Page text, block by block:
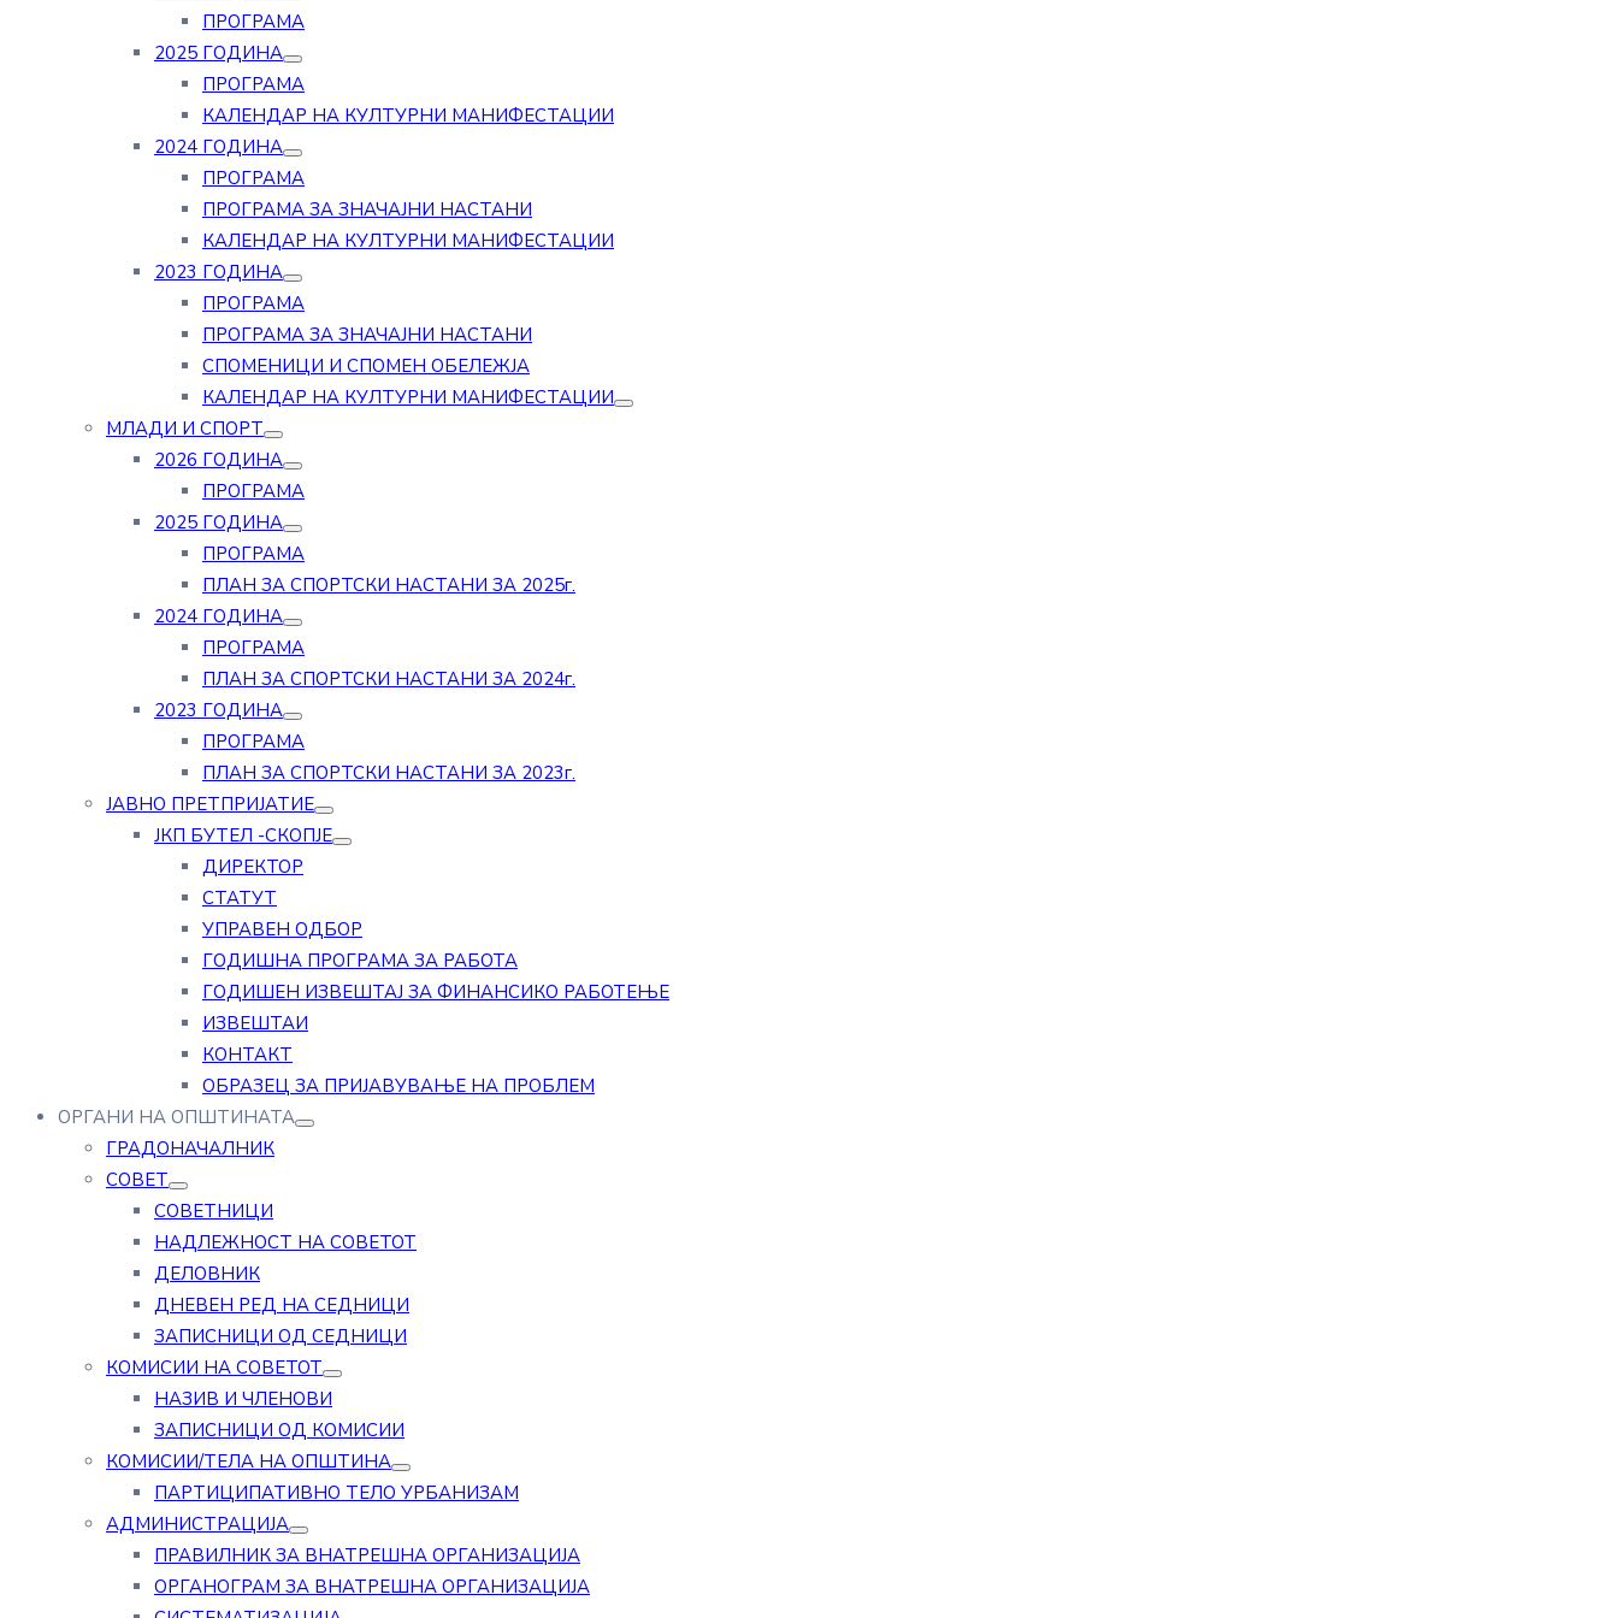
ПРОГРАМА
2025 ГОДИНА
ПРОГРАМА
КАЛЕНДАР НА КУЛТУРНИ МАНИФЕСТАЦИИ
2024 ГОДИНА
ПРОГРАМА
ПРОГРАМА ЗА ЗНАЧАЈНИ НАСТАНИ
КАЛЕНДАР НА КУЛТУРНИ МАНИФЕСТАЦИИ
2023 ГОДИНА
ПРОГРАМА
ПРОГРАМА ЗА ЗНАЧАЈНИ НАСТАНИ
СПОМЕНИЦИ И СПОМЕН ОБЕЛЕЖЈА
КАЛЕНДАР НА КУЛТУРНИ МАНИФЕСТАЦИИ
МЛАДИ И СПОРТ
2026 ГОДИНА
ПРОГРАМА
2025 ГОДИНА
ПРОГРАМА
ПЛАН ЗА СПОРТСКИ НАСТАНИ ЗА 2025г.
2024 ГОДИНА
ПРОГРАМА
ПЛАН ЗА СПОРТСКИ НАСТАНИ ЗА 2024г.
2023 ГОДИНА
ПРОГРАМА
ПЛАН ЗА СПОРТСКИ НАСТАНИ ЗА 2023г.
ЈАВНО ПРЕТПРИЈАТИЕ
ЈКП БУТЕЛ -СКОПЈЕ
ДИРЕКТОР
СТАТУТ
УПРАВЕН ОДБОР
ГОДИШНА ПРОГРАМА ЗА РАБОТА
ГОДИШЕН ИЗВЕШТАЈ ЗА ФИНАНСИКО РАБОТЕЊЕ
ИЗВЕШТАИ
КОНТАКТ
ОБРАЗЕЦ ЗА ПРИЈАВУВАЊЕ НА ПРОБЛЕМ
ОРГАНИ НА ОПШТИНАТА
ГРАДОНАЧАЛНИК
СОВЕТ
СОВЕТНИЦИ
НАДЛЕЖНОСТ НА СОВЕТОТ
ДЕЛОВНИК
ДНЕВЕН РЕД НА СЕДНИЦИ
ЗАПИСНИЦИ ОД СЕДНИЦИ
КОМИСИИ НА СОВЕТОТ
НАЗИВ И ЧЛЕНОВИ
ЗАПИСНИЦИ ОД КОМИСИИ
КОМИСИИ/ТЕЛА НА ОПШТИНА
ПАРТИЦИПАТИВНО ТЕЛО УРБАНИЗАМ
АДМИНИСТРАЦИЈА
ПРАВИЛНИК ЗА ВНАТРЕШНА ОРГАНИЗАЦИЈА
ОРГАНОГРАМ ЗА ВНАТРЕШНА ОРГАНИЗАЦИЈА